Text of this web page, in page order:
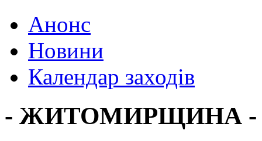
Анонс
Новини
Календар заходів
- ЖИТОМИРЩИНА -